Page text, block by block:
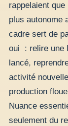
rappelaient que
plus autonome
cadre sert de
oui : relire une
lancé,
activité
production
Nuance
seulement du